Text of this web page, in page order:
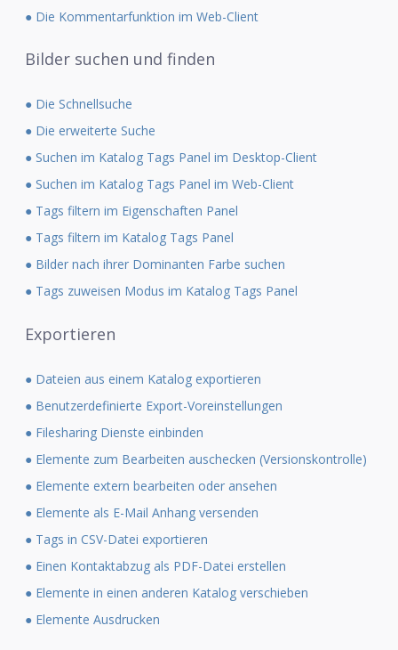
● Die Kommentarfunktion im Web-Client
Bilder suchen und finden
● Die Schnellsuche
● Die erweiterte Suche
● Suchen im Katalog Tags Panel im Desktop-Client
● Suchen im Katalog Tags Panel im Web-Client
● Tags filtern im Eigenschaften Panel
● Tags filtern im Katalog Tags Panel
● Bilder nach ihrer Dominanten Farbe suchen
● Tags zuweisen Modus im Katalog Tags Panel
Exportieren
● Dateien aus einem Katalog exportieren
● Benutzerdefinierte Export-Voreinstellungen
● Filesharing Dienste einbinden
● Elemente zum Bearbeiten auschecken (Versionskontrolle)
● Elemente extern bearbeiten oder ansehen
● Elemente als E-Mail Anhang versenden
● Tags in CSV-Datei exportieren
● Einen Kontaktabzug als PDF-Datei erstellen
● Elemente in einen anderen Katalog verschieben
● Elemente Ausdrucken